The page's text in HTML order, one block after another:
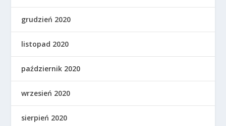
grudzień 2020
listopad 2020
październik 2020
wrzesień 2020
sierpień 2020